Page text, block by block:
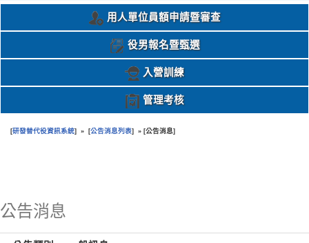
用人單位員額申請暨審查
役男報名暨甄選
入營訓練
管理考核
[研發替代役資訊系統] » [公告消息列表] » [公告消息]
公告消息